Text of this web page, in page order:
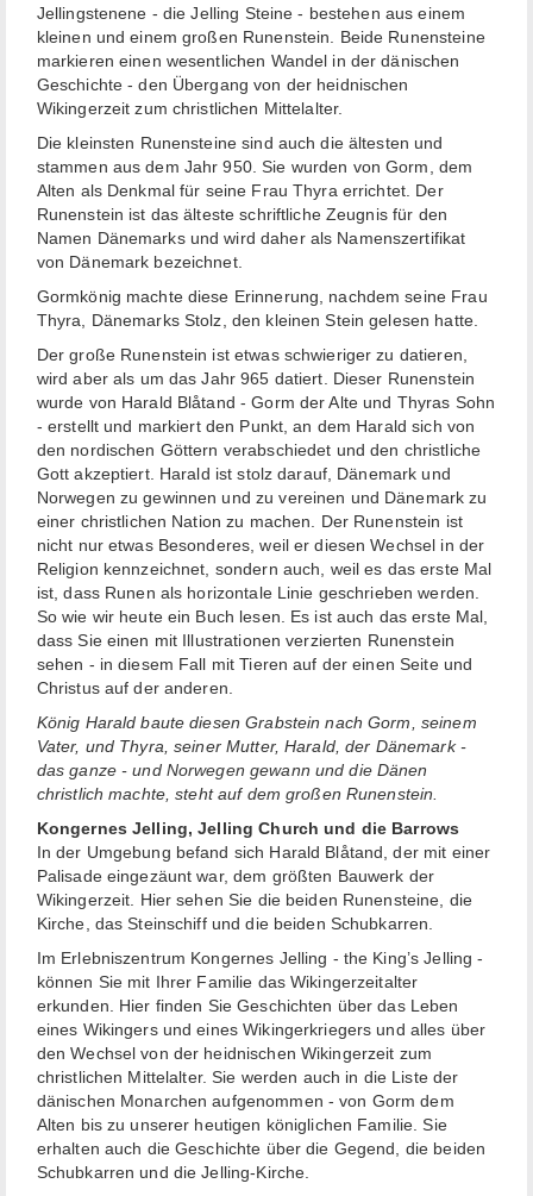
Jellingstenene - die Jelling Steine - bestehen aus einem
kleinen und einem großen Runenstein. Beide Runensteine ​​
markieren einen wesentlichen Wandel in der dänischen
Geschichte - den Übergang von der heidnischen
Wikingerzeit zum christlichen Mittelalter.
Die kleinsten Runensteine ​​sind auch die ältesten und
stammen aus dem Jahr 950. Sie wurden von Gorm, dem
Alten als Denkmal für seine Frau Thyra errichtet. Der
Runenstein ist das älteste schriftliche Zeugnis für den
Namen Dänemarks und wird daher als Namenszertifikat
von Dänemark bezeichnet.
Gormkönig machte diese Erinnerung, nachdem seine Frau
Thyra, Dänemarks Stolz, den kleinen Stein gelesen hatte.
Der große Runenstein ist etwas schwieriger zu datieren,
wird aber als um das Jahr 965 datiert. Dieser Runenstein
wurde von Harald Blåtand - Gorm der Alte und Thyras Sohn
- erstellt und markiert den Punkt, an dem Harald sich von
den nordischen Göttern verabschiedet und den christliche
Gott akzeptiert. Harald ist stolz darauf, Dänemark und
Norwegen zu gewinnen und zu vereinen und Dänemark zu
einer christlichen Nation zu machen. Der Runenstein ist
nicht nur etwas Besonderes, weil er diesen Wechsel in der
Religion kennzeichnet, sondern auch, weil es das erste Mal
ist, dass Runen als horizontale Linie geschrieben werden.
So wie wir heute ein Buch lesen. Es ist auch das erste Mal,
dass Sie einen mit Illustrationen verzierten Runenstein
sehen - in diesem Fall mit Tieren auf der einen Seite und
Christus auf der anderen.
König Harald baute diesen Grabstein nach Gorm, seinem
Vater, und Thyra, seiner Mutter, Harald, der Dänemark -
das ganze - und Norwegen gewann und die Dänen
christlich machte, steht auf dem großen Runenstein.
Kongernes Jelling, Jelling Church und die Barrows
In der Umgebung befand sich Harald Blåtand, der mit einer
Palisade eingezäunt war, dem größten Bauwerk der
Wikingerzeit. Hier sehen Sie die beiden Runensteine, die
Kirche, das Steinschiff und die beiden Schubkarren.
Im Erlebniszentrum Kongernes Jelling - the King’s Jelling -
können Sie mit Ihrer Familie das Wikingerzeitalter
erkunden. Hier finden Sie Geschichten über das Leben
eines Wikingers und eines Wikingerkriegers und alles über
den Wechsel von der heidnischen Wikingerzeit zum
christlichen Mittelalter. Sie werden auch in die Liste der
dänischen Monarchen aufgenommen - von Gorm dem
Alten bis zu unserer heutigen königlichen Familie. Sie
erhalten auch die Geschichte über die Gegend, die beiden
Schubkarren und die Jelling-Kirche.